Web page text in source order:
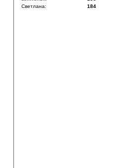
Светлана:
184